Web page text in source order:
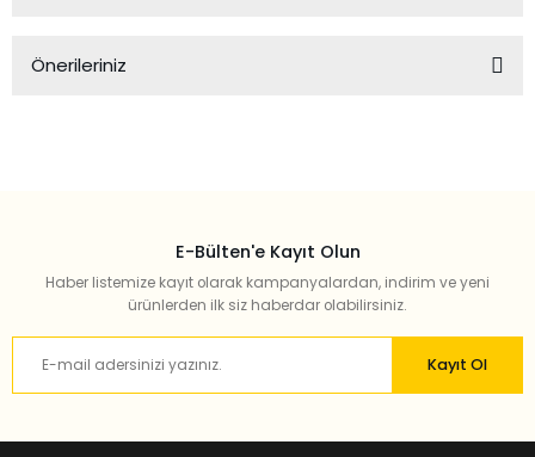
Önerileriniz
Ürün resmi kalitesiz, bozuk veya görüntülenemiyor.
Ürün açıklamasında eksik bilgiler bulunuyor.
E-Bülten'e Kayıt Olun
Haber listemize kayıt olarak kampanyalardan, indirim ve yeni
ürünlerden ilk siz haberdar olabilirsiniz.
Kayıt Ol